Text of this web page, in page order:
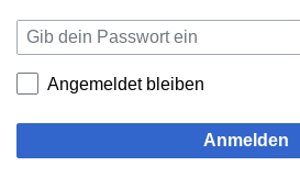
Angemeldet bleiben
Anmelden